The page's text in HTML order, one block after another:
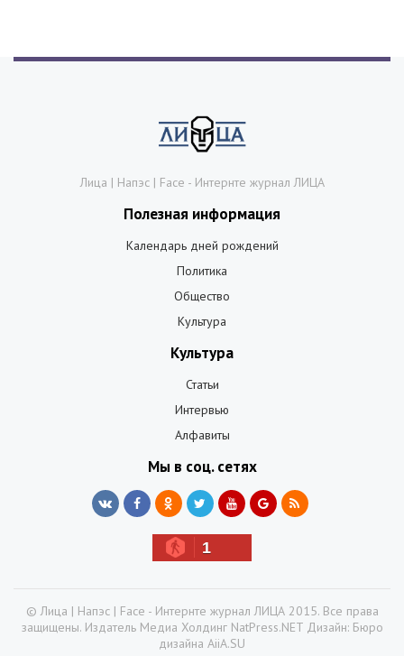
Лица | Напэс | Face - Интернте журнал ЛИЦА
Полезная информация
Календарь дней рождений
Политика
Общество
Культура
Культура
Статьи
Интервью
Алфавиты
Мы в соц. сетях
1
© Лица | Напэс | Face - Интернте журнал ЛИЦА 2015. Все права
защищены. Издатель Медиа Холдинг NatPress.NET Дизайн: Бюро
дизайна AiiA.SU